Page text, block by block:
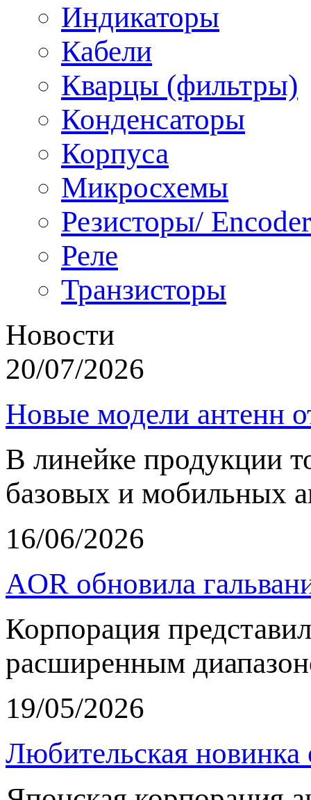
Индикаторы
Кабели
Кварцы (фильтры)
Конденсаторы
Корпуса
Микросхемы
Резисторы/ Encoder
Реле
Транзисторы
Новости
20/07/2026
Новые модели антенн
В линейке продукции
базовых и мобильных
16/06/2026
AOR обновила
Корпорация
расширенным
19/05/2026
Любительская новинка